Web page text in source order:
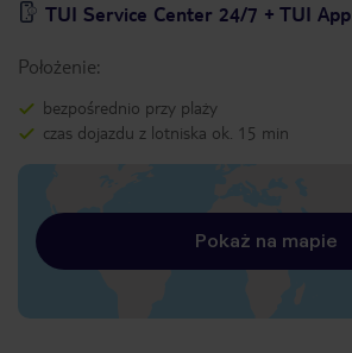
TUI Service Center 24/7 + TUI App
Położenie:
bezpośrednio przy plaży
czas dojazdu z lotniska ok. 15 min
Pokaż na mapie